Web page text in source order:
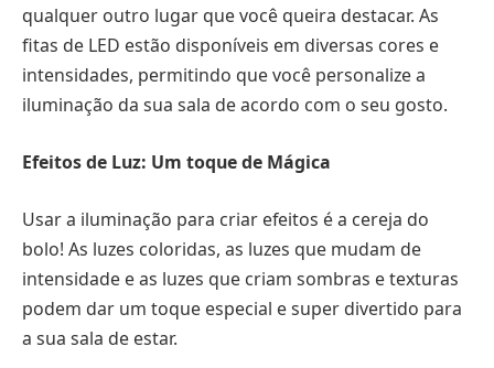
qualquer outro lugar que você queira destacar. As
fitas de LED estão disponíveis em diversas cores e
intensidades, permitindo que você personalize a
iluminação da sua sala de acordo com o seu gosto.
Efeitos de Luz: Um toque de Mágica
Usar a iluminação para criar efeitos é a cereja do
bolo! As luzes coloridas, as luzes que mudam de
intensidade e as luzes que criam sombras e texturas
podem dar um toque especial e super divertido para
a sua sala de estar.